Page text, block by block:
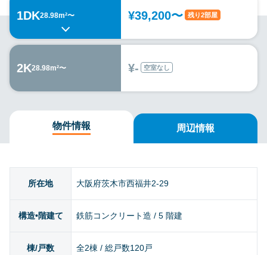
1DK28.98m²〜 ¥39,200〜 残り2部屋
2K28.98m²〜 ¥- 空室なし
物件情報 周辺情報
所在地 大阪府茨木市西福井2-29
構造•階建て 鉄筋コンクリート造 / 5 階建
棟/戸数 全2棟 / 総戸数120戸